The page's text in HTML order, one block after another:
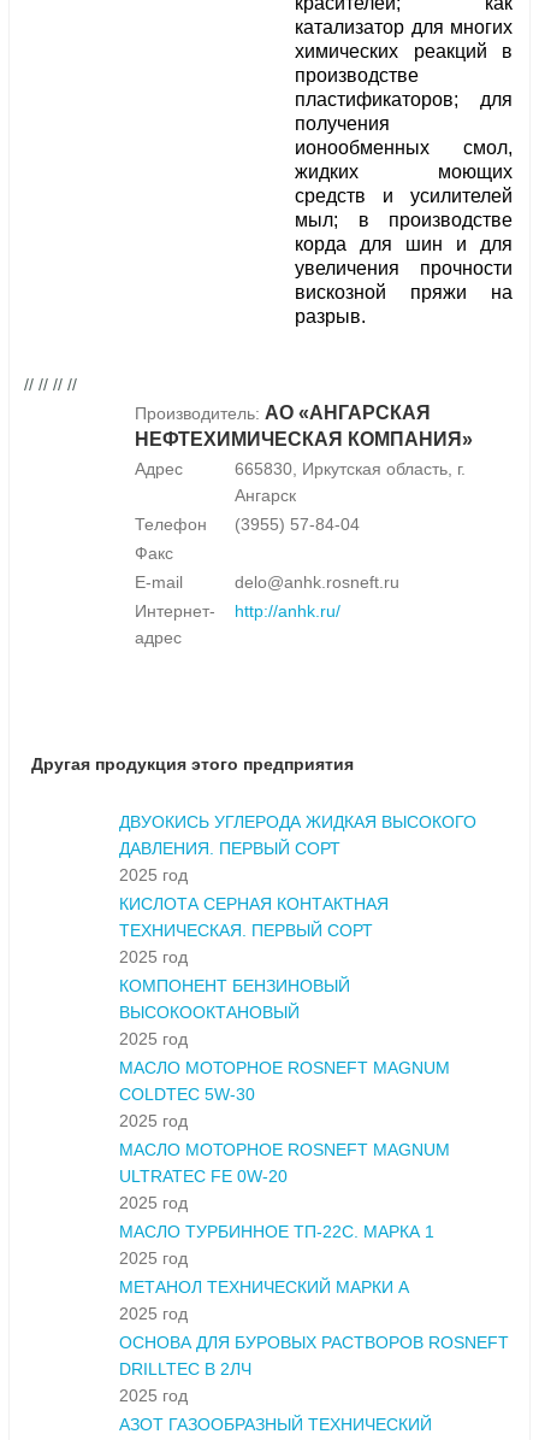
катализатор для многих
химических реакций в
производстве
пластификаторов; для
получения
ионообменных смол,
жидких моющих
средств и усилителей
мыл; в производстве
корда для шин и для
увеличения прочности
вискозной пряжи на
разрыв.
// // // //
Производитель: АО «АНГАРСКАЯ
НЕФТЕХИМИЧЕСКАЯ КОМПАНИЯ»
Адрес
665830, Иркутская область, г.
Ангарск
Телефон
(3955) 57-84-04
Факс
E-mail
delo@anhk.rosneft.ru
Интернет-
адрес
http://anhk.ru/
Другая продукция этого предприятия
ДВУОКИСЬ УГЛЕРОДА ЖИДКАЯ ВЫСОКОГО
ДАВЛЕНИЯ. ПЕРВЫЙ СОРТ
2025 год
КИСЛОТА СЕРНАЯ КОНТАКТНАЯ
ТЕХНИЧЕСКАЯ. ПЕРВЫЙ СОРТ
2025 год
КОМПОНЕНТ БЕНЗИНОВЫЙ
ВЫСОКООКТАНОВЫЙ
2025 год
МАСЛО МОТОРНОЕ ROSNEFT MAGNUM
COLDTEC 5W-30
2025 год
МАСЛО МОТОРНОЕ ROSNEFT MAGNUM
ULTRATEC FE 0W-20
2025 год
МАСЛО ТУРБИННОЕ ТП-22С. МАРКА 1
2025 год
МЕТАНОЛ ТЕХНИЧЕСКИЙ МАРКИ А
2025 год
ОСНОВА ДЛЯ БУРОВЫХ РАСТВОРОВ ROSNEFT
DRILLTEC В 2ЛЧ
2025 год
АЗОТ ГАЗООБРАЗНЫЙ ТЕХНИЧЕСКИЙ